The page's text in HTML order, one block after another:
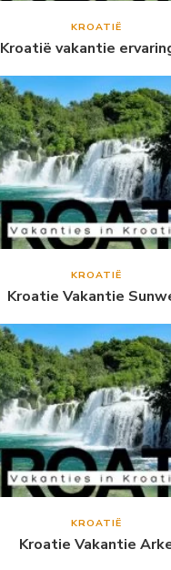
KROATIË
Kroatië vakantie
KROATIË
Kroatie Vakantie
KROATIË
Kroatie Vakantie